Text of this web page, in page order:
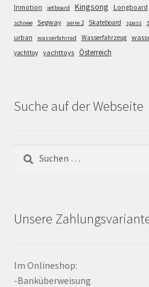
Inmotion jetboard Kingsong Longboard
schnee Segway serie 2 Skateboard spass
urban wasserfahrrad Wasserfahrzeug
yachttoy yachttoys Österreich
Suche auf der Webseite
Suchen
nach:
Unsere
Im Onlineshop:
-Banküberweisung